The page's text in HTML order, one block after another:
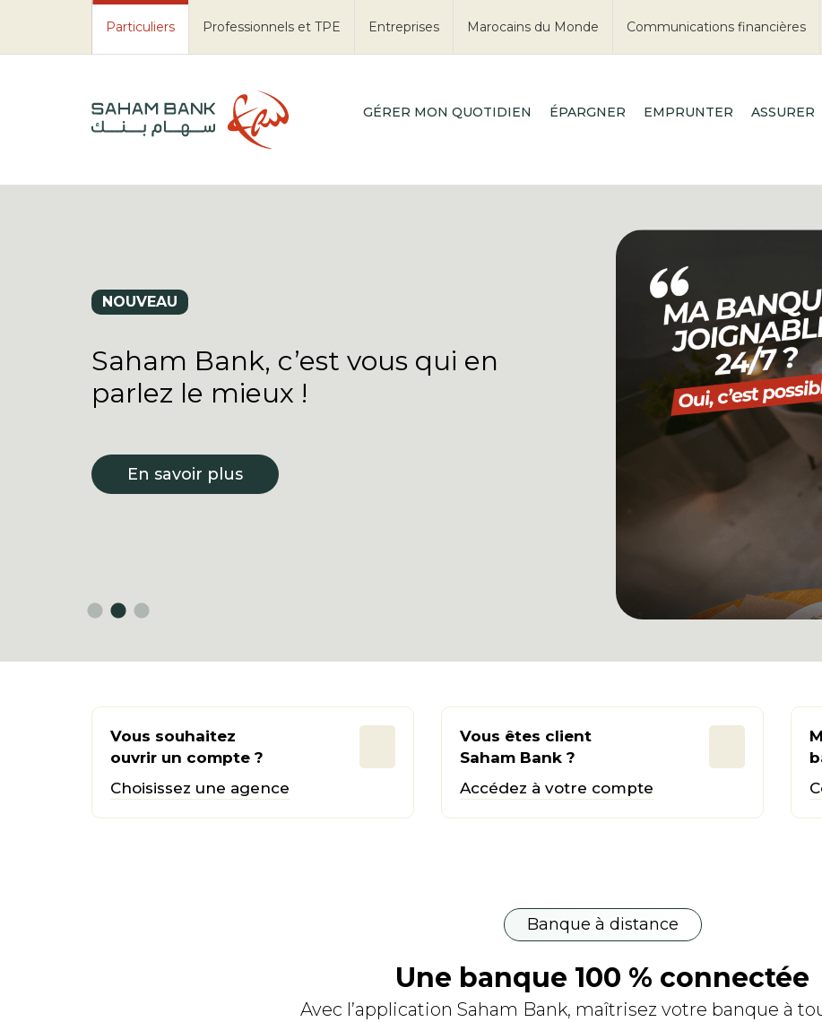
Particuliers Professionnels et TPE Entreprises Marocains du Monde Communications financières
GÉRER MON QUOTIDIEN ÉPARGNER EMPRUNTER ASSURER
NOUVEAU
Saham Bank, c’est vous qui en
parlez le mieux !
En savoir plus
Vous souhaitez
ouvrir un compte ?
Choisissez une agence
Vous êtes client
Saham Bank ?
Accédez à votre compte
Banque à distance
Une banque 100 % connectée
Avec l’application Saham Bank, maîtrisez votre banque à